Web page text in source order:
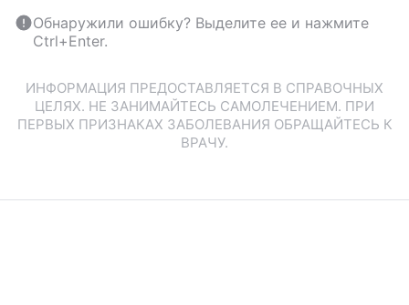
Обнаружили ошибку? Выделите ее и нажмите
Ctrl+Enter.
ИНФОРМАЦИЯ ПРЕДОСТАВЛЯЕТСЯ В СПРАВОЧНЫХ
ЦЕЛЯХ. НЕ ЗАНИМАЙТЕСЬ САМОЛЕЧЕНИЕМ. ПРИ
ПЕРВЫХ ПРИЗНАКАХ ЗАБОЛЕВАНИЯ ОБРАЩАЙТЕСЬ К
ВРАЧУ.